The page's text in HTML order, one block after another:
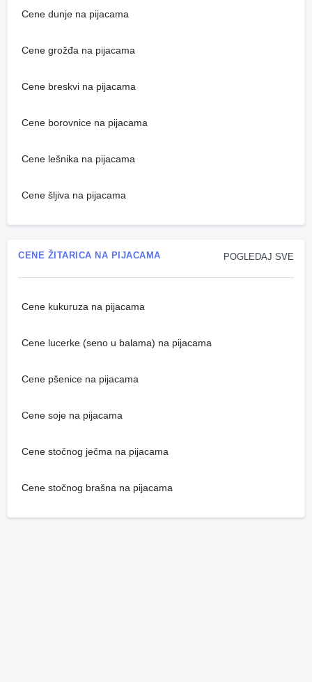
Cene dunje na pijacama
Cene grožđa na pijacama
Cene breskvi na pijacama
Cene borovnice na pijacama
Cene lešnika na pijacama
Cene šljiva na pijacama
POGLEDAJ SVE
CENE ŽITARICA NA PIJACAMA
Cene kukuruza na pijacama
Cene lucerke (seno u balama) na pijacama
Cene pšenice na pijacama
Cene soje na pijacama
Cene stočnog ječma na pijacama
Cene stočnog brašna na pijacama